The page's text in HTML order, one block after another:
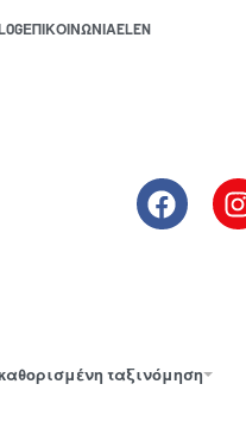
ΕΠΙΚΟΙΝΩΝΊΑELEN
ταξινόμηση